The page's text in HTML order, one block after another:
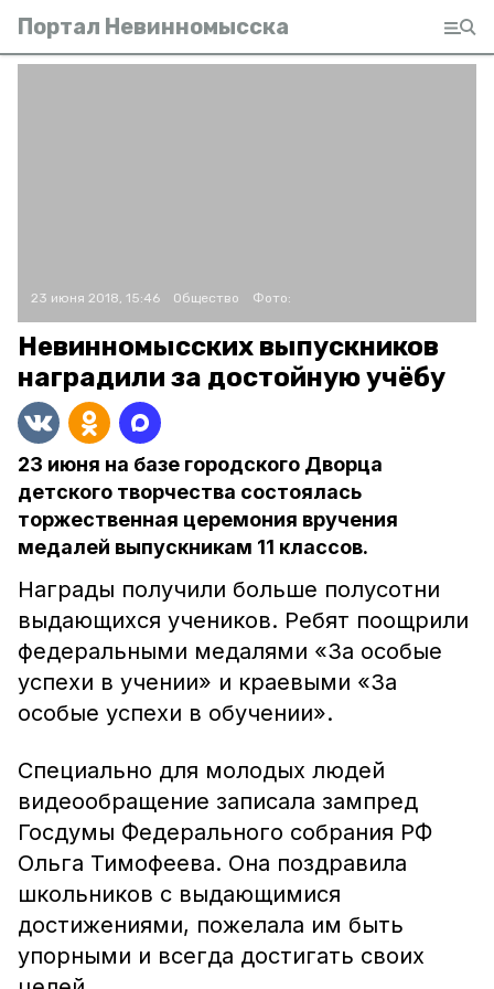
Портал Невинномысска
23 июня 2018, 15:46 Общество Фото:
Невинномысских выпускников
наградили за достойную учёбу
23 июня на базе городского Дворца
детского творчества состоялась
торжественная церемония вручения
медалей выпускникам 11 классов.
Награды получили больше полусотни
выдающихся учеников. Ребят поощрили
федеральными медалями «За особые
успехи в учении» и краевыми «За
особые успехи в обучении».
Специально для молодых людей
видеообращение записала зампред
Госдумы Федерального собрания РФ
Ольга Тимофеева. Она поздравила
школьников с выдающимися
достижениями, пожелала им быть
упорными и всегда достигать своих